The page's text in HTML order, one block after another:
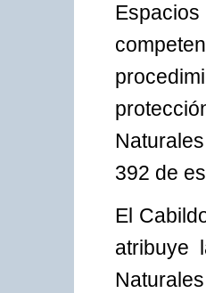
392 de
El
atribuye